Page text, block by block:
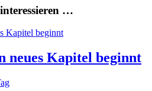
…
neues Kapitel beginnt